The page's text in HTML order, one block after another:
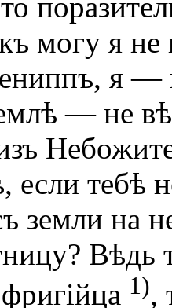
могу я
я —
— не
тебѣ
земли на
Вѣдь
1),